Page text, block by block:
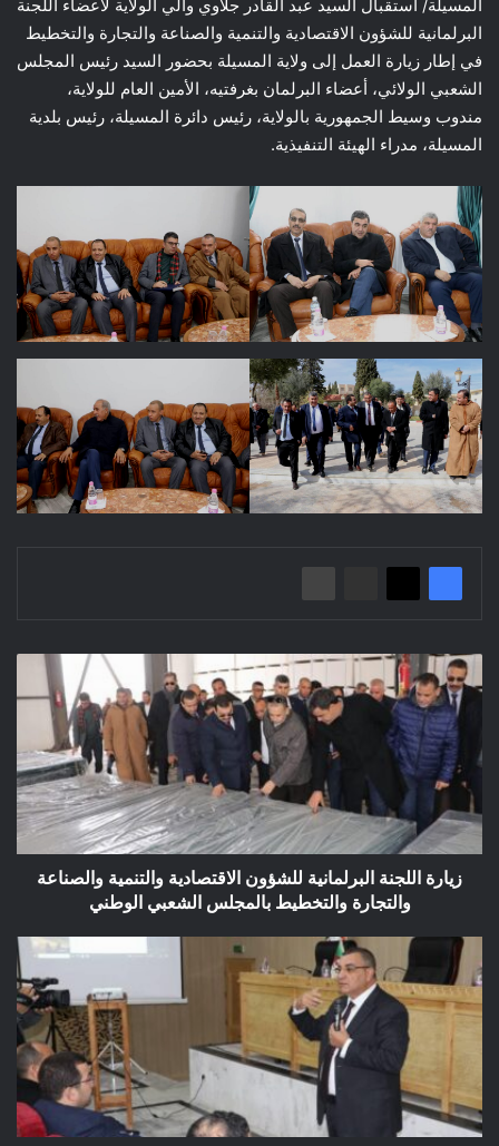
المسيلة/ استقبال السيد عبد القادر جلاوي والي الولاية لأعضاء اللجنة
البرلمانية للشؤون الاقتصادية والتنمية والصناعة والتجارة والتخطيط
في إطار زيارة العمل إلى ولاية المسيلة بحضور السيد رئيس المجلس
الشعبي الولائي، أعضاء البرلمان بغرفتيه، الأمين العام للولاية،
مندوب وسيط الجمهورية بالولاية، رئيس دائرة المسيلة، رئيس بلدية
المسيلة، مدراء الهيئة التنفيذية.
زيارة
اللجنة
البرلمانية
للشؤون
الاقتصادية
والتنمية
والصناعة
والتجارة
والتخطيط
بالمجلس
زيارة اللجنة البرلمانية للشؤون الاقتصادية والتنمية والصناعة
والتجارة والتخطيط بالمجلس الشعبي الوطني
زيارة
عمل
لولاية
المسيلة
اللجنة
البرلمانية
للشؤون